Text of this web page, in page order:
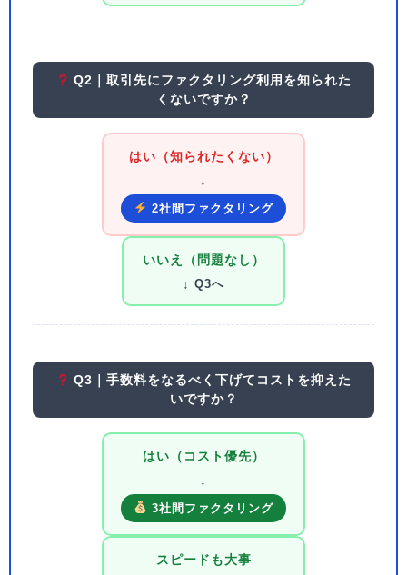
Q2｜取引先にファクタリング利用を知られた
くないですか？
はい（知られたくない）
↓
2社間ファクタリング
いいえ（問題なし）
↓ Q3へ
Q3｜手数料をなるべく下げてコストを抑えた
いですか？
はい（コスト優先）
↓
3社間ファクタリング
スピードも大事